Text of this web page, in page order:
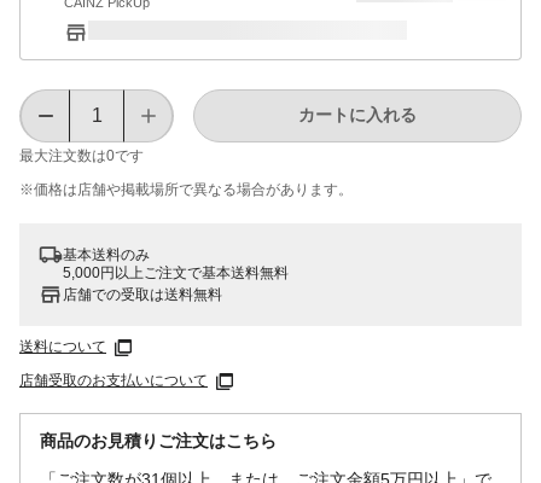
最大注文数は0です
カートに入れる
※価格は​店舗や​掲載場所で​異なる​場合が​あります。
基本送料のみ
5,000円以上ご注文で基本送料無料
店舗での受取は送料無料
送料について
店舗受取のお支払いについて
商品のお見積りご注文はこちら